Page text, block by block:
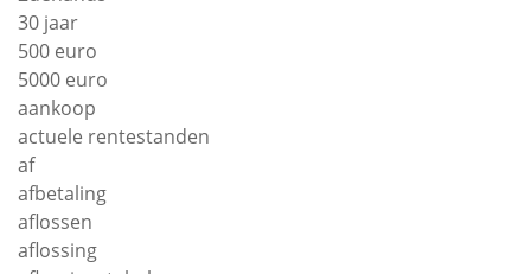
30 jaar
500 euro
5000 euro
aankoop
actuele rentestanden
af
afbetaling
aflossen
aflossing